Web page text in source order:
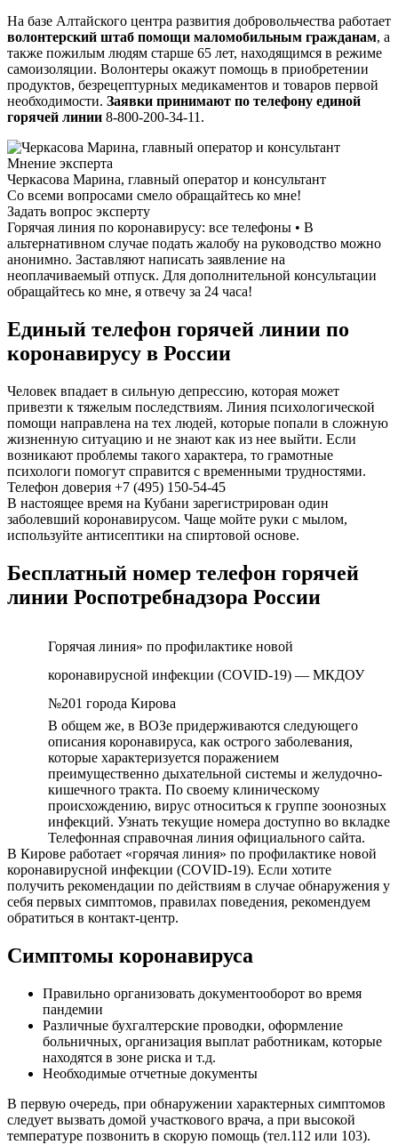
На базе Алтайского центра развития добровольчества работает
волонтерский штаб помощи маломобильным гражданам, а
также пожилым людям старше 65 лет, находящимся в режиме
самоизоляции. Волонтеры окажут помощь в приобретении
продуктов, безрецептурных медикаментов и товаров первой
необходимости. Заявки принимают по телефону единой
горячей линии 8-800-200-34-11.
Мнение эксперта
Черкасова Марина, главный оператор и консультант
Со всеми вопросами смело обращайтесь ко мне!
Задать вопрос эксперту
Горячая линия по коронавирусу: все телефоны • В
альтернативном случае подать жалобу на руководство можно
анонимно. Заставляют написать заявление на
неоплачиваемый отпуск. Для дополнительной консультации
обращайтесь ко мне, я отвечу за 24 часа!
Единый телефон горячей линии по
коронавирусу в России
Человек впадает в сильную депрессию, которая может
привезти к тяжелым последствиям. Линия психологической
помощи направлена на тех людей, которые попали в сложную
жизненную ситуацию и не знают как из нее выйти. Если
возникают проблемы такого характера, то грамотные
психологи помогут справится с временными трудностями.
Телефон доверия +7 (495) 150-54-45
В настоящее время на Кубани зарегистрирован один
заболевший коронавирусом. Чаще мойте руки с мылом,
используйте антисептики на спиртовой основе.
Бесплатный номер телефон горячей
линии Роспотребнадзора России
Горячая линия» по профилактике новой
коронавирусной инфекции (COVID-19) — МКДОУ
№201 города Кирова
В общем же, в ВОЗе придерживаются следующего
описания коронавируса, как острого заболевания,
которые характеризуется поражением
преимущественно дыхательной системы и желудочно-
кишечного тракта. По своему клиническому
происхождению, вирус относиться к группе зоонозных
инфекций. Узнать текущие номера доступно во вкладке
Телефонная справочная линия официального сайта.
В Кирове работает «горячая линия» по профилактике новой
коронавирусной инфекции (COVID-19). Если хотите
получить рекомендации по действиям в случае обнаружения у
себя первых симптомов, правилах поведения, рекомендуем
обратиться в контакт-центр.
Симптомы коронавируса
Правильно организовать документооборот во время
пандемии
Различные бухгалтерские проводки, оформление
больничных, организация выплат работникам, которые
находятся в зоне риска и т.д.
Необходимые отчетные документы
В первую очередь, при обнаружении характерных симптомов
следует вызвать домой участкового врача, а при высокой
температуре позвонить в скорую помощь (тел.112 или 103).